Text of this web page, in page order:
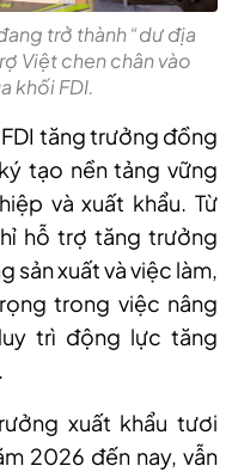
trở thành “dư địa
Việt chen chân vào
khối FDI.
tăng trưởng đồng
tạo nền tảng vững
và xuất khẩu. Từ
hỗ trợ tăng trưởng
sản xuất và việc làm,
trong việc nâng
trì động lực tăng
xuất khẩu tươi
2026 đến nay, vẫn